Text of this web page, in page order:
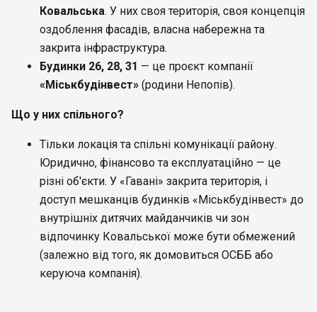
Ковальська. У них своя територія, своя концепція
оздоблення фасадів, власна набережна та
закрита інфраструктура.
Будинки 26, 28, 31 — це проєкт компанії
«Міськбудінвест» (родини Непопів).
Що у них спільного?
Тільки локація та спільні комунікації району.
Юридично, фінансово та експлуатаційно — це
різні об'єкти. У «Гавані» закрита територія, і
доступ мешканців будинків «Міськбудінвест» до
внутрішніх дитячих майданчиків чи зон
відпочинку Ковальської може бути обмежений
(залежно від того, як домовиться ОСББ або
керуюча компанія).